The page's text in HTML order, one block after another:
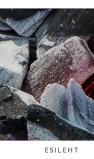
to
content
ESILEHT